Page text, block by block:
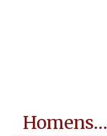
Homens…